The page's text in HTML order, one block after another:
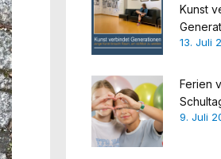
Kunst
13. Juli
Ferien
9. Juli